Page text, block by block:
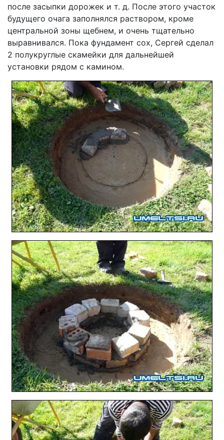
после засыпки дорожек и т. д. После этого участок
будущего очага заполнялся раствором, кроме
центральной зоны щебнем, и очень тщательно
выравнивался. Пока фундамент сох, Сергей сделал
2 полукруглые скамейки для дальнейшей
установки рядом с камином.